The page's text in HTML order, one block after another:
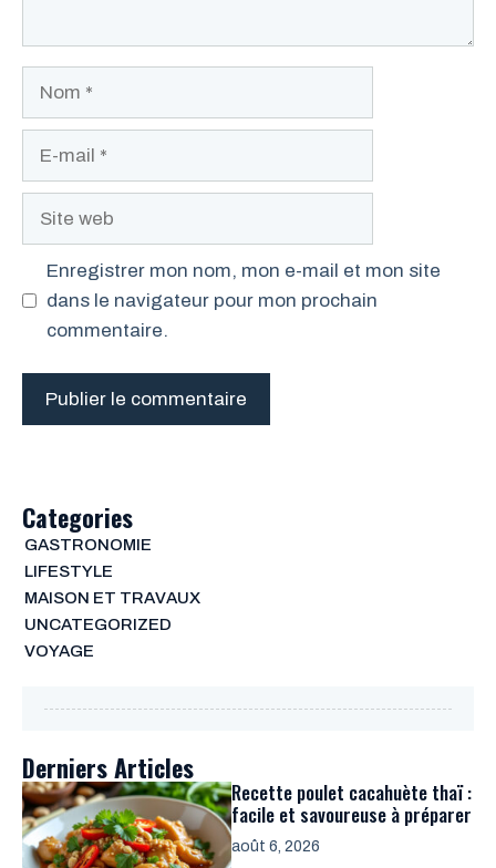
Enregistrer mon nom, mon e-mail et mon site
dans le navigateur pour mon prochain
commentaire.
Categories
GASTRONOMIE
LIFESTYLE
MAISON ET TRAVAUX
UNCATEGORIZED
VOYAGE
Derniers Articles
Recette poulet cacahuète thaï :
facile et savoureuse à préparer
août 6, 2026